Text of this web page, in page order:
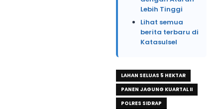
Lebih Tinggi
Lihat semua
berita terbaru di
Katasulsel
LAHAN SELUAS 5 HEKTAR
PANEN JAGUNG KUARTAL II
POLRES SIDRAP